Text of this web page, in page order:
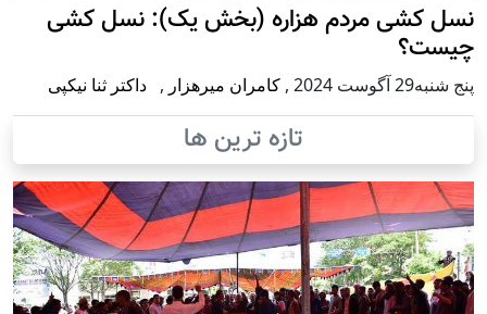
نسل کشی مردم هزاره (بخش یک): نسل کشی
چیست؟
پنج شنبه29 آگوست 2024 , کامران میرهزار , داکتر ثنا نیکپی
تازه ترین ها